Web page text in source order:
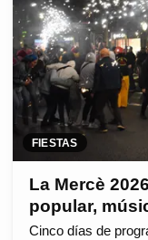
FIESTAS
La Mercè
popular,
Cinco días de